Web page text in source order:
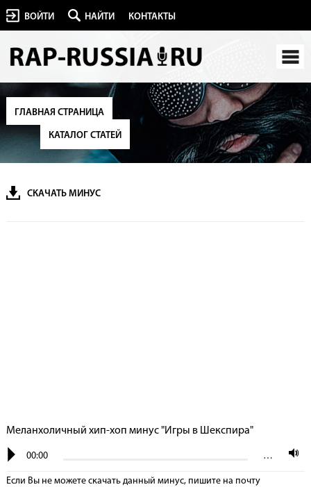
ВОЙТИ НАЙТИ КОНТАКТЫ
ГЛАВНАЯ СТРАНИЦА
КАТАЛОГ СТАТЕЙ
СКАЧАТЬ МИНУС
Меланхоличный хип-хоп минус "Игры в Шекспира"
00:00 …
Если Вы не можете скачать данный минус, пишите на почту